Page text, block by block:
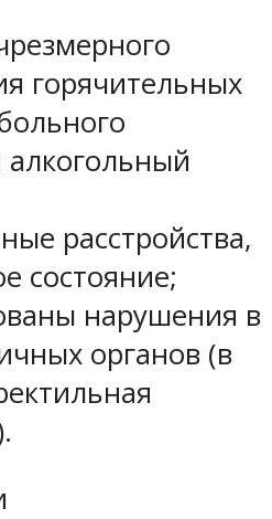
горячительных
алкогольный
расстройства,
состояние;
нарушения в
органов (в